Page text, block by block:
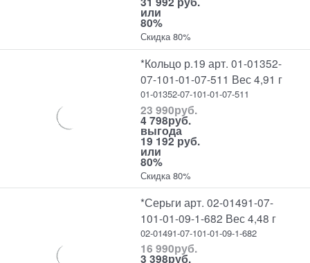
или
80%
Скидка 80%
*Кольцо р.19 арт. 01-01352-
07-101-01-07-511 Вес 4,91 г
01-01352-07-101-01-07-511
23 990руб.
4 798руб.
выгода
19 192 руб.
или
80%
Скидка 80%
*Серьги арт. 02-01491-07-
101-01-09-1-682 Вес 4,48 г
02-01491-07-101-01-09-1-682
16 990руб.
3 398руб.